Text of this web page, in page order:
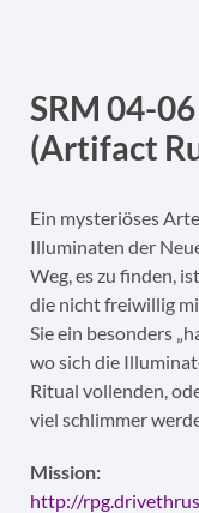
SRM 04-
(Artifact
Ein mysteriöses
Illuminaten der
Weg, es zu finden,
die nicht freiwillig
Sie ein besonders
wo sich die
Ritual vollenden,
viel schlimmer
Mission:
http://